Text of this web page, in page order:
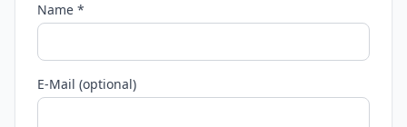
Name *
E-Mail (optional)